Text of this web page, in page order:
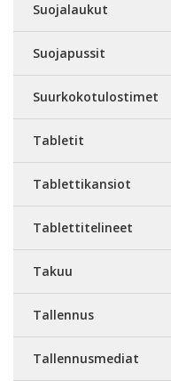
Suojalaukut
Suojapussit
Suurkokotulostimet
Tabletit
Tablettikansiot
Tablettitelineet
Takuu
Tallennus
Tallennusmediat